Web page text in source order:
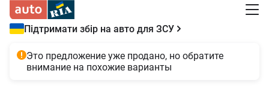
Підтримати збір на авто для ЗСУ
Это предложение уже продано, но обратите
внимание на похожие варианты